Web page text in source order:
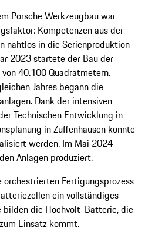
Porsche Werkzeugbau war
Kompetenzen aus der
nahtlos in die Serienproduktion
2023 startete der Bau der
40.100 Quadratmetern.
Jahres begann die
Dank der intensiven
Technischen Entwicklung in
in Zuffenhausen konnte
werden. Im Mai 2024
Anlagen produziert.
orchestrierten Fertigungsprozess
ein vollständiges
bilden die Hochvolt-Batterie, die
Einsatz kommt.